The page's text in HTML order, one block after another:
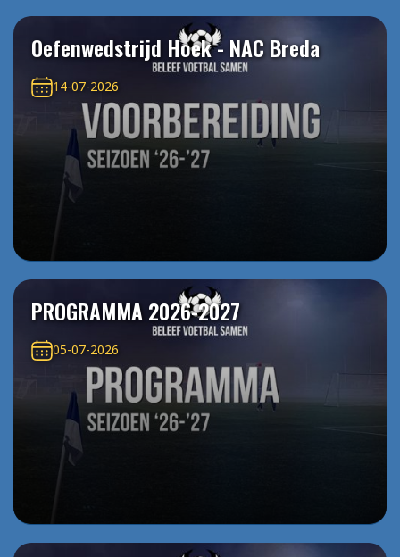
Oefenwedstrijd Hoek - NAC Breda
14-07-2026
PROGRAMMA 2026-2027
05-07-2026